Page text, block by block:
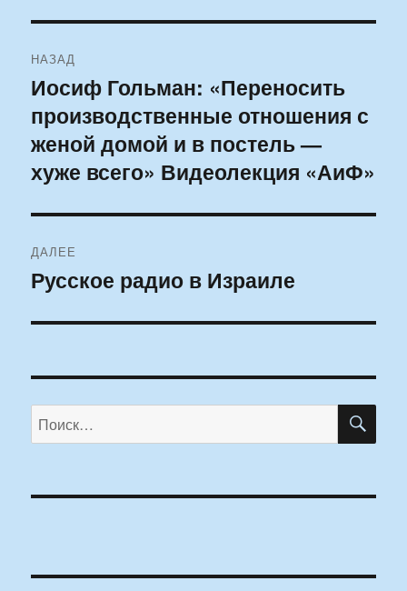
по
записям
НАЗАД
Предыдущая
запись:
Иосиф Гольман: «Переносить
производственные отношения с
женой домой и в постель —
хуже всего» Видеолекция «АиФ»
ДАЛЕЕ
Следующая
Русское радио в Израиле
Искать: